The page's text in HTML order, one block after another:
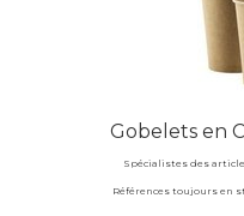
Gobelets en
Spécialistes des
Références toujours en